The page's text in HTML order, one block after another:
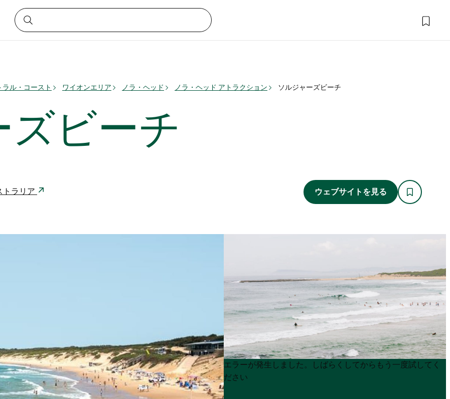
ラル・コースト ワイオンエリア ノラ・ヘッド ノラ・ヘッド アトラクション ソルジャーズビーチ
ズビーチ
ラリア ウェブサイトを見る
Product
List
Product
List
エラーが発生しました。しばらくしてからもう一度試してく
ださい